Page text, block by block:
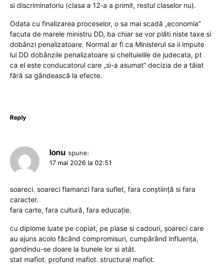
si discriminatoriu (clasa a 12-a a primit, restul claselor nu).
Odata cu finalizarea proceselor, o sa mai scadă „economia”
facuta de marele ministru DD, ba chiar se vor plăti niste taxe si
dobânzi penalizatoare. Normal ar fi ca Ministerul sa ii impute
lui DD dobânzile penalizatoare si cheltuielile de judecata, pt
ca el este conducatorul care „si-a asumat” decizia de a tăiat
fără sa gândească la efecte.
Reply
Ionu spune:
17 mai 2026 la 02:51
soareci. soareci flamanzi fara suflet, fara conștiință si fara
caracter.
fara carte, fara cultură, fara educație.
cu diplome luate pe copiat, pe plase si cadouri, șoareci care
au ajuns acolo făcând compromisuri, cumpărând influența,
gandindu-se doare la bunele lor si atât.
stat mafiot. profund mafiot. structural mafiot.